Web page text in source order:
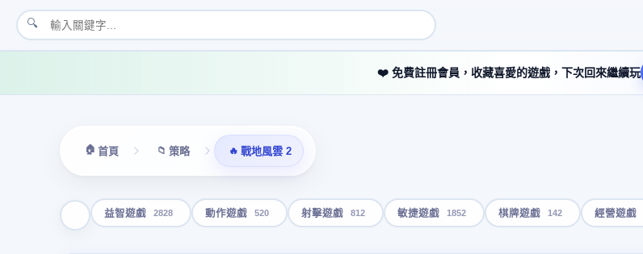
🔍
❤️ 免費註冊會員，收藏喜愛的遊戲，下次回來繼續玩
🏠 首頁 📁 策略 🔥 戰地風雲 2
益智遊戲 2828 動作遊戲 520 射擊遊戲 812 敏捷遊戲 1852 棋牌遊戲 142 經營遊戲